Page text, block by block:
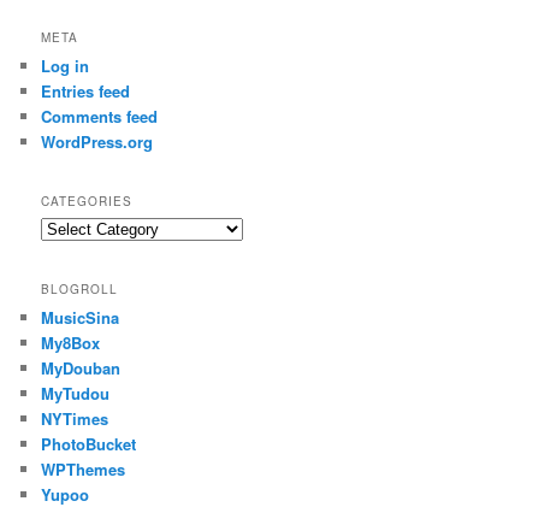
META
Log in
Entries feed
Comments feed
WordPress.org
CATEGORIES
Categories
BLOGROLL
MusicSina
My8Box
MyDouban
MyTudou
NYTimes
PhotoBucket
WPThemes
Yupoo